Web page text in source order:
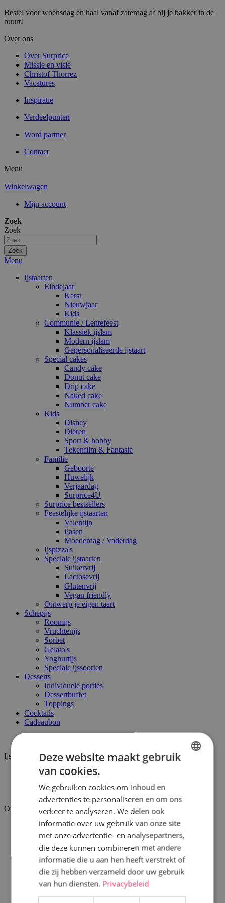
Bestel voor woensdag en haal vanaf zaterdag af bij je bakker in de
buurt!
Over ons
Over Surprice
Missie en visie
Christof Thorrez
Vacatures
Inspiratie
Verdeelpunten
Word partner
Contact
Menu
Winkelwagen
Mijn account
Zoek
Zoek
Zoek
Menu
Ijstaarten
Eindejaar
Kerst
Nieuwjaar
Kids
Communie / Lentefeest
Klassiek ijslam
Modern ijslam
Gepersonaliseerde ijstaart
Special cakes
Candy cake
Donut cake
Drip cake
Naked cake
Number cake
Kids
Disney
Dieren
Sport & hobby
Tekenfilm & Fantasie
Familie
Geboorte
Huwelijk
Verjaardag
Surprice4U
Surprice bestsellers
Feestelijke ijstaarten
Valentijn
Pasen
Moederdag / Vaderdag
Ijspizza's
Speciale ijstaarten
Suikervrij
Lactosevrij
Glutenvrij
Vegan friendly
Ontwerp je eigen taart
Schepijs
Roomijs
Vruchtenijs
Sorbet
Gelato's
Yoghurtijs
Speciale ijssoorten
Desserts
Individuele porties
Dessertbuffet
Toppings
Cocktails
Cadeaubon
Ijssalon
Surprice Houthulst
Surprice Heuvelland
Surprice Kemmel
Over ons
Over Surprice
Missie en visie
Christof Thorrez
Vacatures
Inspiratie
Verdeelpunten
Deze website maakt gebruik
van cookies.
We gebruiken cookies om inhoud en
advertenties te personaliseren en om ons
verkeer te analyseren. We delen ook
informatie over uw gebruik van onze site
met onze advertentie- en analysepartners,
die deze kunnen combineren met andere
informatie die u aan hen heeft verstrekt of
die zij hebben verzameld door uw gebruik
van hun diensten. Privacybeleid